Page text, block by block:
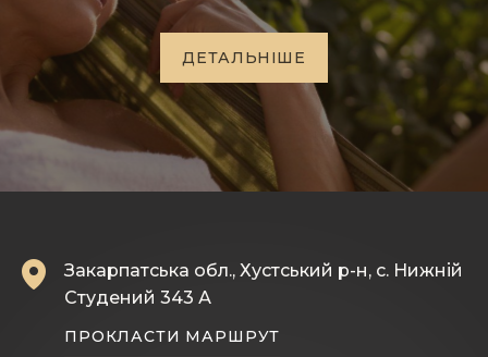
ДЕТАЛ ЬН ІШ Е
Закарпатська обл., Хустський р-н, с. Нижній
Студений 343 А
ПРОКЛАСТИ МАРШРУТ